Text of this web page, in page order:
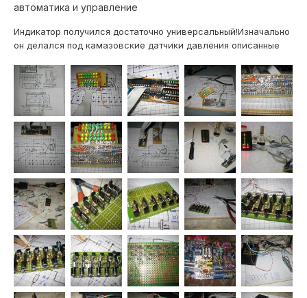
автоматика и управление
Индикатор получился достаточно универсальный!Изначально
он делался под камазовские датчики давления описанные
(реостатного или резистивного типа), то есть ДПДЗ
идеально подходят! Для этого всего лишь нужно один
контакт датчика прицепить к массе,...